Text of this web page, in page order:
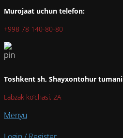
Murojaat uchun telefon:
+998 78 140-80-80
Toshkent sh, Shayxontohur tumani
Labzak ko‘chasi, 2A
Menyu